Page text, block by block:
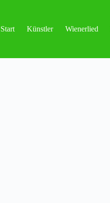
Start Künstler Wienerlied